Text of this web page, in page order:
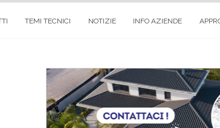
TEMI TECNICI NOTIZIE INFO AZIENDE